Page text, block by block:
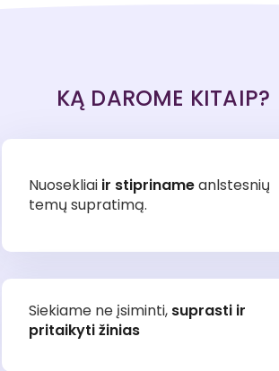
KĄ DAROME KITAIP?
Nuosekliai ir stiprinameanlstesnių
temų supratimą.
Siekiame ne įsiminti, suprasti ir
pritaikyti žinias